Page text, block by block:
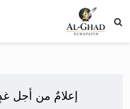
بحث عن
إعلامٌ من أجل